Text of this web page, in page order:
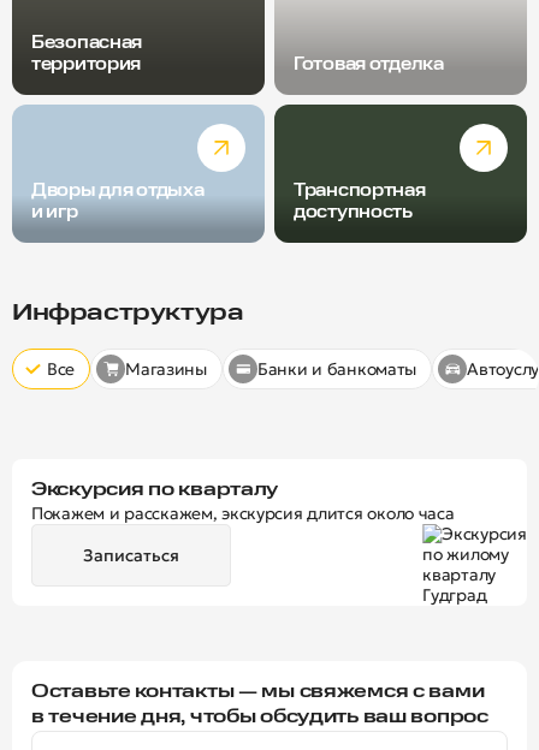
Безопасная
территория
Готовая отделка
Дворы для отдыха
и игр
Транспортная
доступность
Инфраструктура
Все Магазины Банки и банкоматы
Экскурсия по кварталу
Покажем и расскажем, экскурсия длится около часа
Записаться
Оставьте контакты — мы свяжемся с вами
в течение дня, чтобы обсудить ваш вопрос